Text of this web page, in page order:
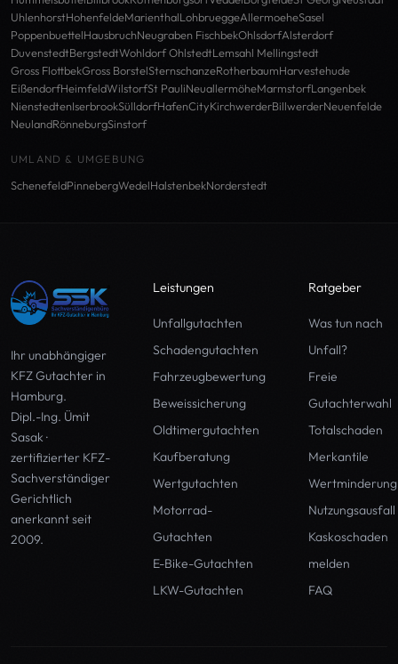
UhlenhorstHohenfeldeMarienthalLohbrueggeAllermoeheSasel
PoppenbuettelHausbruchNeugraben FischbekOhlsdorfAlsterdorf
DuvenstedtBergstedtWohldorf OhlstedtLemsahl Mellingstedt
Gross FlottbekGross BorstelSternschanzeRotherbaumHarvestehude
EißendorfHeimfeldWilstorfSt PauliNeuallermöheMarmstorfLangenbek
NienstedtenIserbrookSülldorfHafenCityKirchwerderBillwerderNeuenfelde
NeulandRönneburgSinstorf
UMLAND & UMGEBUNG
SchenefeldPinnebergWedelHalstenbekNorderstedt
Ihr unabhängiger
KFZ Gutachter in
Hamburg.
Dipl.-Ing. Ümit
Sasak ·
zertifizierter KFZ-
Sachverständiger
Gerichtlich
anerkannt seit
2009.
Leistungen
Unfallgutachten
Schadengutachten
Fahrzeugbewertung
Beweissicherung
Oldtimergutachten
Kaufberatung
Wertgutachten
Motorrad-
Gutachten
E-Bike-Gutachten
LKW-Gutachten
Ratgeber
Was tun nach
Unfall?
Freie
Gutachterwahl
Totalschaden
Merkantile
Wertminderung
Nutzungsausfall
Kaskoschaden
melden
FAQ